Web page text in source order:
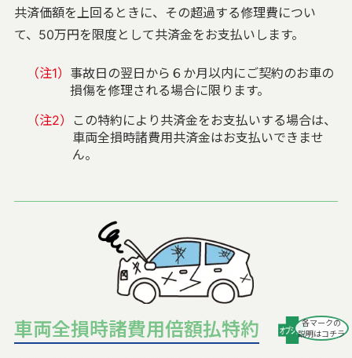
共済価額を上回るときに、その超過する修理費につい
て、50万円を限度として共済金をお支払いします。
（注1） 事故日の翌日から６か月以内にご契約のお車の
損傷を修理される場合に限ります。
（注2）
この特約により共済金をお支払いする場合は、
車両全損時諸費用共済金はお支払いできませ
ん。
車両全損時諸費用倍額払特約
各マークの
説明はコチラ